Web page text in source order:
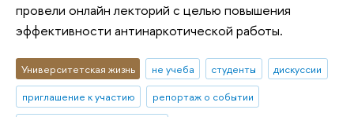
провели онлайн лекторий с целью повышения
эффективности антинаркотической работы.
Университетская жизнь не учеба студенты
дискуссии
приглашение к участию
репортаж о событии